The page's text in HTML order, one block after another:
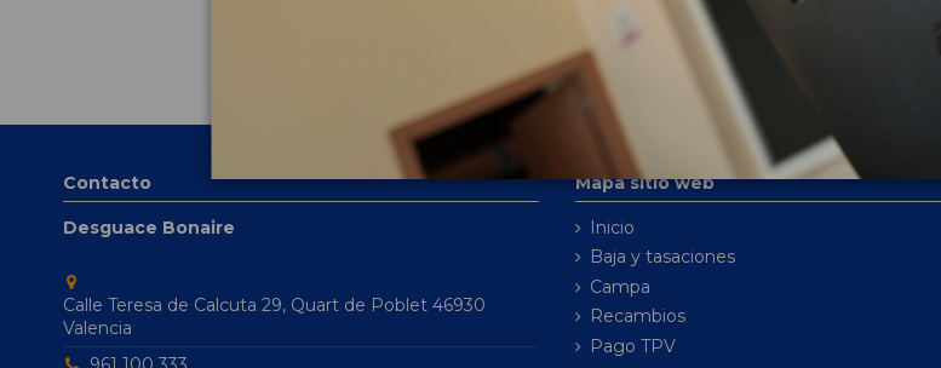
Contacto
Desguace Bonaire
Calle Teresa de Calcuta 29, Quart de Poblet 46930
Valencia
Mapa sitio web
Inicio
Baja y tasaciones
Campa
Recambios
Pago TPV